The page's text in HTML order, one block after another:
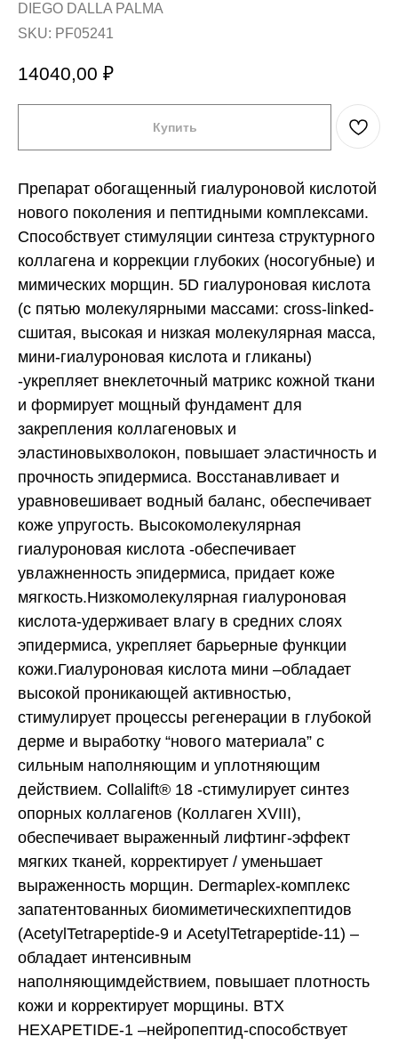
DIEGO DALLA PALMA
SKU: PF05241
14040,00 ₽
Купить
Препарат обогащенный гиалуроновой кислотой
нового поколения и пептидными комплексами.
Способствует стимуляции синтеза структурного
коллагена и коррекции глубоких (носогубные) и
мимических морщин. 5D гиалуроновая кислота
(с пятью молекулярными массами: cross-linked-
сшитая, высокая и низкая молекулярная масса,
мини-гиалуроновая кислота и гликаны)
-укрепляет внеклеточный матрикс кожной ткани
и формирует мощный фундамент для
закрепления коллагеновых и
эластиновыхволокон, повышает эластичность и
прочность эпидермиса. Восстанавливает и
уравновешивает водный баланс, обеспечивает
коже упругость. Высокомолекулярная
гиалуроновая кислота -обеспечивает
увлажненность эпидермиса, придает коже
мягкость.Низкомолекулярная гиалуроновая
кислота-удерживает влагу в средних слоях
эпидермиса, укрепляет барьерные функции
кожи.Гиалуроновая кислота мини –обладает
высокой проникающей активностью,
стимулирует процессы регенерации в глубокой
дерме и выработку “нового материала” с
сильным наполняющим и уплотняющим
действием. Collalift® 18 -стимулирует синтез
опорных коллагенов (Коллаген XVIII),
обеспечивает выраженный лифтинг-эффект
мягких тканей, корректирует / уменьшает
выраженность морщин. Dermaplex-комплекс
запатентованных биомиметическихпептидов
(АcetylTetrapeptide-9 и АcetylTetrapeptide-11) –
обладает интенсивным
наполняющимдействием, повышает плотность
кожи и корректирует морщины. BTX
HEXAPETIDE-1 –нейропептид-способствует